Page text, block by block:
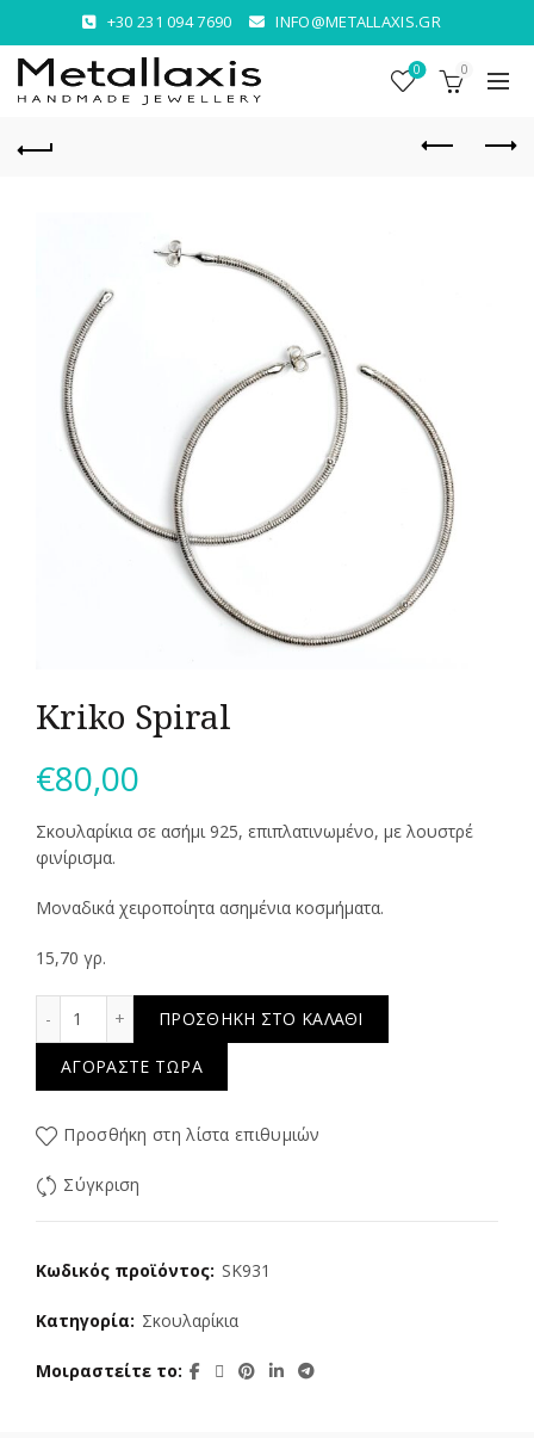
+30 231 094 7690 INFO@METALLAXIS.GR
0 0
Kriko Spiral
€80,00
Σκουλαρίκια σε ασήμι 925, επιπλατινωμένο, με λουστρέ
φινίρισμα.
Μοναδικά χειροποίητα ασημένια κοσμήματα.
15,70 γρ.
ΠΡΟΣΘΉΚΗ ΣΤΟ ΚΑΛΆΘΙ
ΑΓΟΡΆΣΤΕ ΤΏΡΑ
Προσθήκη στη λίστα επιθυμιών
Σύγκριση
Κωδικός προϊόντος: SK931
Κατηγορία: Σκουλαρίκια
Μοιραστείτε το